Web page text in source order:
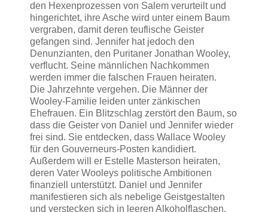
den Hexenprozessen von Salem verurteilt und
hingerichtet, ihre Asche wird unter einem Baum
vergraben, damit deren teuflische Geister
gefangen sind. Jennifer hat jedoch den
Denunzianten, den Puritaner Jonathan Wooley,
verflucht. Seine männlichen Nachkommen
werden immer die falschen Frauen heiraten.
Die Jahrzehnte vergehen. Die Männer der
Wooley-Familie leiden unter zänkischen
Ehefrauen. Ein Blitzschlag zerstört den Baum, so
dass die Geister von Daniel und Jennifer wieder
frei sind. Sie entdecken, dass Wallace Wooley
für den Gouverneurs-Posten kandidiert.
Außerdem will er Estelle Masterson heiraten,
deren Vater Wooleys politische Ambitionen
finanziell unterstützt. Daniel und Jennifer
manifestieren sich als nebelige Geistgestalten
und verstecken sich in leeren Alkoholflaschen.